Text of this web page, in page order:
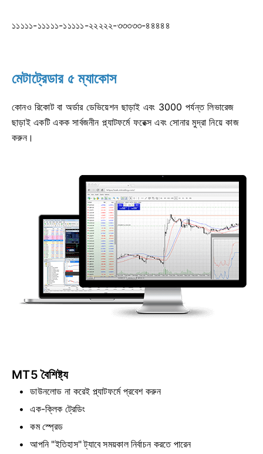
১১১১১-১১১১১-১১১১১-২২২২২-৩৩৩৩৩-৪৪৪৪৪
মেটাট্রেডার ৫ ম্যাকোস
কোনও রিকোট বা অর্ডার ডেভিয়েশন ছাড়াই এবং 3000 পর্যন্ত লিভারেজ
ছাড়াই একটি একক সার্বজনীন প্ল্যাটফর্মে ফরেক্স এবং সোনার মুদ্রা নিয়ে কাজ
করুন।
MT5 বৈশিষ্ট্য
ডাউনলোড না করেই প্ল্যাটফর্মে প্রবেশ করুন
এক-ক্লিক ট্রেডিং
কম স্প্রেড
আপনি "ইতিহাস" ট্যাবে সময়কাল নির্বাচন করতে পারেন